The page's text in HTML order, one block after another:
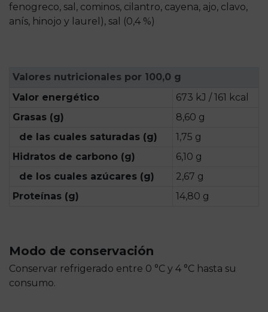
fenogreco, sal, cominos, cilantro, cayena, ajo, clavo,
anís, hinojo y laurel), sal (0,4 %)
Valores nutricionales por 100,0 g
Valor energético
673 kJ / 161 kcal
Grasas (g)
8,60 g
de las cuales saturadas (g)
1,75 g
Hidratos de carbono (g)
6,10 g
de los cuales azúcares (g)
2,67 g
Proteínas (g)
14,80 g
Modo de conservación
Conservar refrigerado entre 0 °C y 4 °C hasta su
consumo.